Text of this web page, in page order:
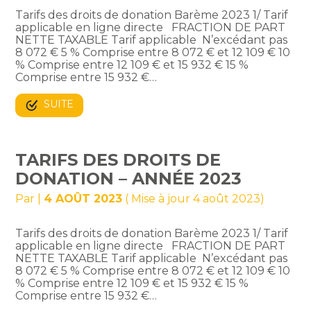
Tarifs des droits de donation Barème 2023 1/ Tarif
applicable en ligne directe FRACTION DE PART
NETTE TAXABLE Tarif applicable N’excédant pas
8 072 € 5 % Comprise entre 8 072 € et 12 109 € 10
% Comprise entre 12 109 € et 15 932 € 15 %
Comprise entre 15 932 €…
SUITE
TARIFS DES DROITS DE
DONATION – ANNÉE 2023
Par 4 AOÛT 2023 ( Mise à jour 4 août 2023)
Tarifs des droits de donation Barème 2023 1/ Tarif
applicable en ligne directe FRACTION DE PART
NETTE TAXABLE Tarif applicable N’excédant pas
8 072 € 5 % Comprise entre 8 072 € et 12 109 € 10
% Comprise entre 12 109 € et 15 932 € 15 %
Comprise entre 15 932 €…